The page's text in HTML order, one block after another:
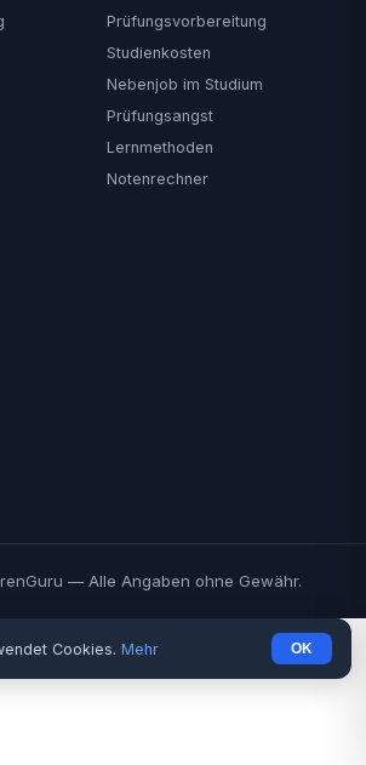
Prüfungsvorbereitung
Studienkosten
Nebenjob im Studium
Prüfungsangst
Lernmethoden
Notenrechner
— Alle Angaben ohne Gewähr.
Cookies. Mehr OK